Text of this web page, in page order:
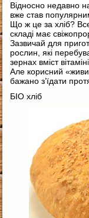
Відносно недавно
вже став
Що ж це за хліб?
складі має
Зазвичай для
рослин, які
зернах вміст
Але корисний
бажано з’їдати
БІО хліб